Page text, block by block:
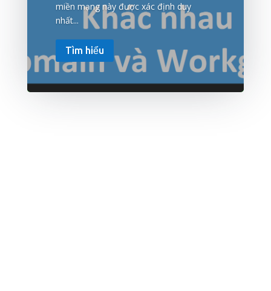
miền mạng này được xác định duy
nhất...
Tìm hiểu